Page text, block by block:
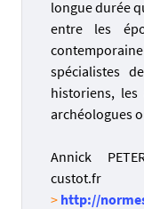
longue durée
entre les
spécialistes
historiens,
archéologues
Annick
custot.fr
> http://